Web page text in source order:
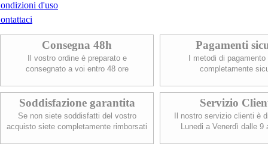
d'uso
Consegna 48h
Il vostro ordine è preparato e
consegnato a voi entro 48 ore
Pagamenti
I metodi di pagamento
completamente
Soddisfazione garantita
Se non siete soddisfatti del vostro
acquisto siete completamente rimborsati
Servizio
Il nostro servizio clienti è
Lunedi a Venerdì dalle 9